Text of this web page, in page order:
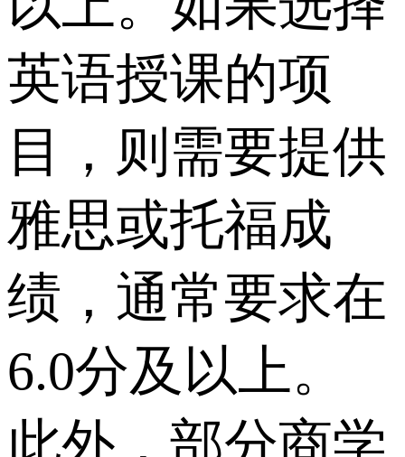
英语授课的项
目，则需要提供
雅思或托福成
绩，通常要求在
6.0分及以上。
此外，部分商学